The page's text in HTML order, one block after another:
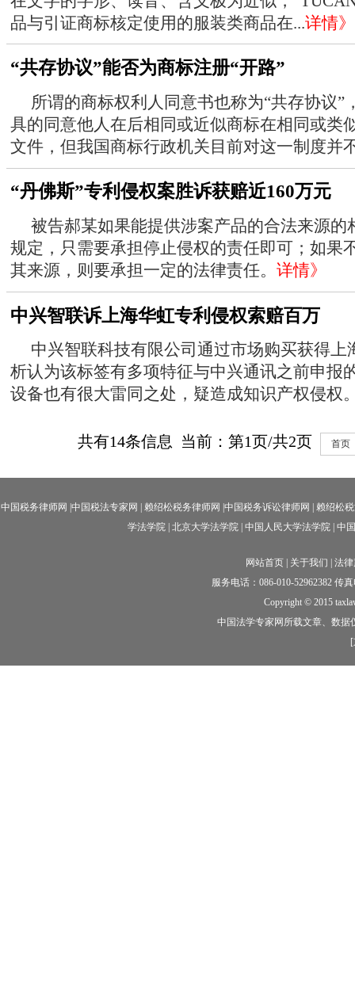
品与引证商标核定使用的服装类商品在...详情》
“共存协议”能否为商标注册“开路”
所谓的商标权利人同意书也称为“共存协议”
具的同意他人在后相同或近似商标在相同或类
文件，但我国商标行政机关目前对这一制度并
“丹佛斯”专利侵权案胜诉获赔近160万元
被告郝某如果能提供涉案产品的合法来源
规定，只需要承担停止侵权的责任即可；如果
其来源，则要承担一定的法律责任。 详情》
中兴智联诉上海华虹专利侵权索赔百万
中兴智联科技有限公司通过市场购买获得
析认为该标签有多项特征与中兴通讯之前申报
设备也有很大雷同之处，疑造成知识产权侵权
共有14条信息 当前：第1页/共2页 首页
中国税务律师网 中国税法专家网 赖绍松税务律师网 |中国税务诉讼律师网
赖绍松
学法学院 北京大学法学院| 中国人民大学法学院 中
网站首页 关于我们
法
服务电话：086-010-52962382 传
Copyright © 2015
中国法学专家网所载文章、数据